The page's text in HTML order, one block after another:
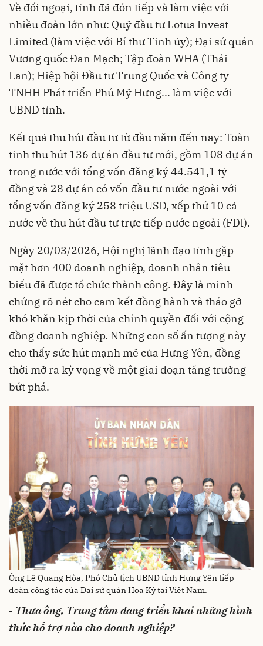
Về đối ngoại, tỉnh đã đón tiếp và làm việc với
nhiều đoàn lớn như: Quỹ đầu tư Lotus Invest
Limited (làm việc với Bí thư Tỉnh ủy); Đại sứ quán
Vương quốc Đan Mạch; Tập đoàn WHA (Thái
Lan); Hiệp hội Đầu tư Trung Quốc và Công ty
TNHH Phát triển Phú Mỹ Hưng... làm việc với
UBND tỉnh.
Kết quả thu hút đầu tư từ đầu năm đến nay: Toàn
tỉnh thu hút 136 dự án đầu tư mới, gồm 108 dự án
trong nước với tổng vốn đăng ký 44.541,1 tỷ
đồng và 28 dự án có vốn đầu tư nước ngoài với
tổng vốn đăng ký 258 triệu USD, xếp thứ 10 cả
nước về thu hút đầu tư trực tiếp nước ngoài (FDI).
Ngày 20/03/2026, Hội nghị lãnh đạo tỉnh gặp
mặt hơn 400 doanh nghiệp, doanh nhân tiêu
biểu đã được tổ chức thành công. Đây là minh
chứng rõ nét cho cam kết đồng hành và tháo gỡ
khó khăn kịp thời của chính quyền đối với cộng
đồng doanh nghiệp. Những con số ấn tượng này
cho thấy sức hút mạnh mẽ của Hưng Yên, đồng
thời mở ra kỳ vọng về một giai đoạn tăng trưởng
bứt phá.
Ông Lê Quang Hòa, Phó Chủ tịch UBND tỉnh Hưng Yên tiếp
đoàn công tác của Đại sứ quán Hoa Kỳ tại Việt Nam.
- Thưa ông, Trung tâm đang triển khai những hình
thức hỗ trợ nào cho doanh nghiệp?